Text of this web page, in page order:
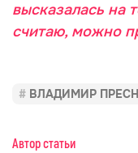
высказалась на
считаю, можно
ВЛАДИМИР
Автор статьи